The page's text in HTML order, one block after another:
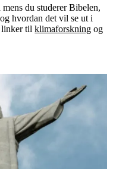
du studerer Bibelen,
hvordan det vil se ut i
linker tilklimaforskning og